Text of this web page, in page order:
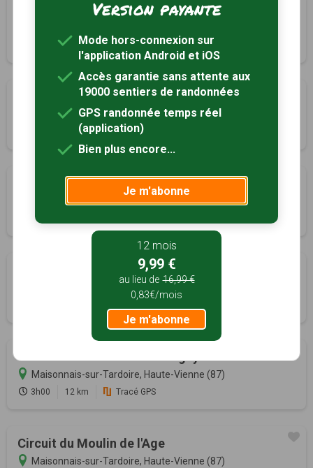
Balade et petit patrimoine
4.5 km Tracé GPS
Circuit des dévotions, freques et patrimoines
Les Salles-Lavauguyon, Haute-Vienne (87)
11.2 km Tracé GPS
Sentier des Petits Bois
Lichères, Charente (16)
1h10
Sentier des bords de Charente
Lichères, Charente (16)
Circuit du château de Lavauguyon
Maisonnais-sur-Tardoire, Haute-Vienne (87)
3h00 12 km Tracé GPS
Circuit du Moulin de l'Age
Maisonnais-sur-Tardoire, Haute-Vienne (87)
Version payante
Mode hors-connexion sur
l'application Android et iOS
Accès garantie sans attente aux
19000 sentiers de randonnées
GPS randonnée temps réel
(application)
Bien plus encore...
Je m'abonne
12 mois
9,99 €
au lieu de 16,99 €
0,83€/mois
Je m'abonne